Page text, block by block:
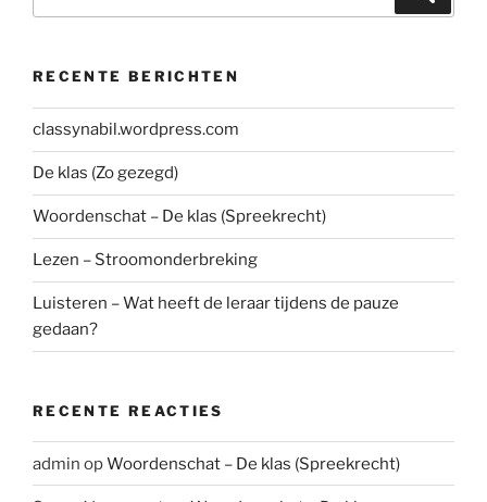
naar:
RECENTE BERICHTEN
classynabil.wordpress.com
De klas (Zo gezegd)
Woordenschat – De klas (Spreekrecht)
Lezen – Stroomonderbreking
Luisteren – Wat heeft de leraar tijdens de pauze
gedaan?
RECENTE REACTIES
admin opWoordenschat – De klas (Spreekrecht)